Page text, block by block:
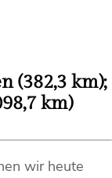
(382,3 km);
km)
wir heute